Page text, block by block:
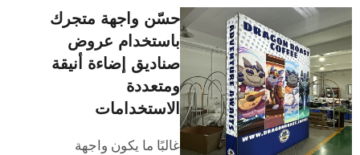
حسّن واجهة متجرك
باستخدام عروض
صناديق إضاءة أنيقة
ومتعددة
الاستخدامات
غالبًا ما يكون واجهة